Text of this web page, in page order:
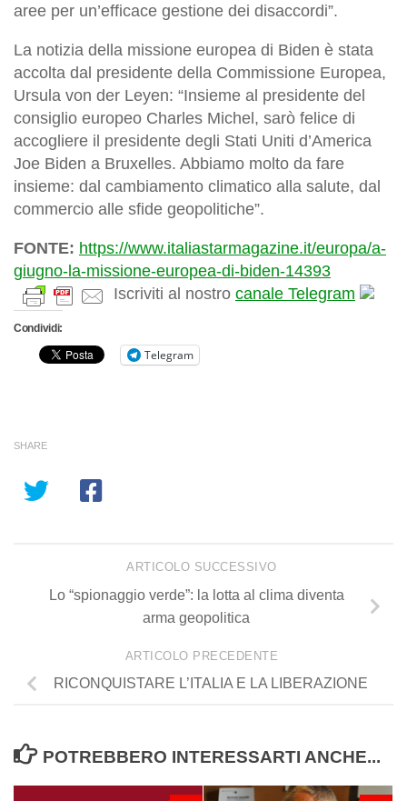
aree per un’efficace gestione dei disaccordi”.
La notizia della missione europea di Biden è stata
accolta dal presidente della Commissione Europea,
Ursula von der Leyen: “Insieme al presidente del
consiglio europeo Charles Michel, sarò felice di
accogliere il presidente degli Stati Uniti d’America
Joe Biden a Bruxelles. Abbiamo molto da fare
insieme: dal cambiamento climatico alla salute, dal
commercio alle sfide geopolitiche”.
FONTE: https://www.italiastarmagazine.it/europa/a-
giugno-la-missione-europea-di-biden-14393
Iscriviti al nostro canale Telegram
Condividi:
Telegram
SHARE
ARTICOLO SUCCESSIVO
Lo “spionaggio verde”: la lotta al clima diventa
arma geopolitica
ARTICOLO PRECEDENTE
RICONQUISTARE L’ITALIA E LA LIBERAZIONE
POTREBBERO INTERESSARTI ANCHE...